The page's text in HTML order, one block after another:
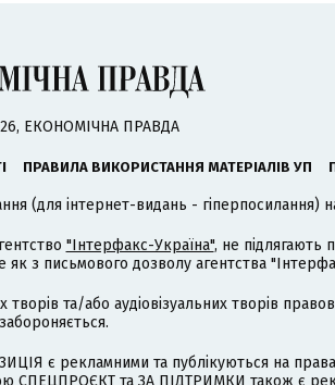
ЕКОНОМІЧНА ПРАВДА
ПРАВИЛА ВИКОРИСТАННЯ МАТЕРІАЛІВ УП
(для інтернет-видань - гіперпосилання)
"Інтерфакс-Україна", не підлягають
з письмового дозволу агентства
та/або аудіовізуальних творів
забороняється.
є рекламними та публікуються на
СПЕЦПРОЄКТ та ЗА ПІДТРИМКИ також є